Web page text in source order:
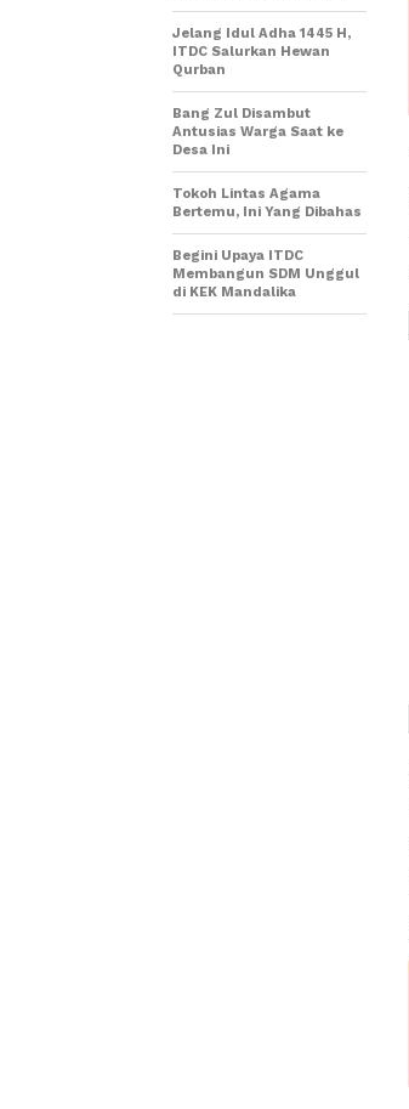
Jelang Idul Adha 1445 H,
ITDC Salurkan Hewan
Qurban
Bang Zul Disambut
Antusias Warga Saat ke
Desa Ini
Tokoh Lintas Agama
Bertemu, Ini Yang Dibahas
Begini Upaya ITDC
Membangun SDM Unggul
di KEK Mandalika